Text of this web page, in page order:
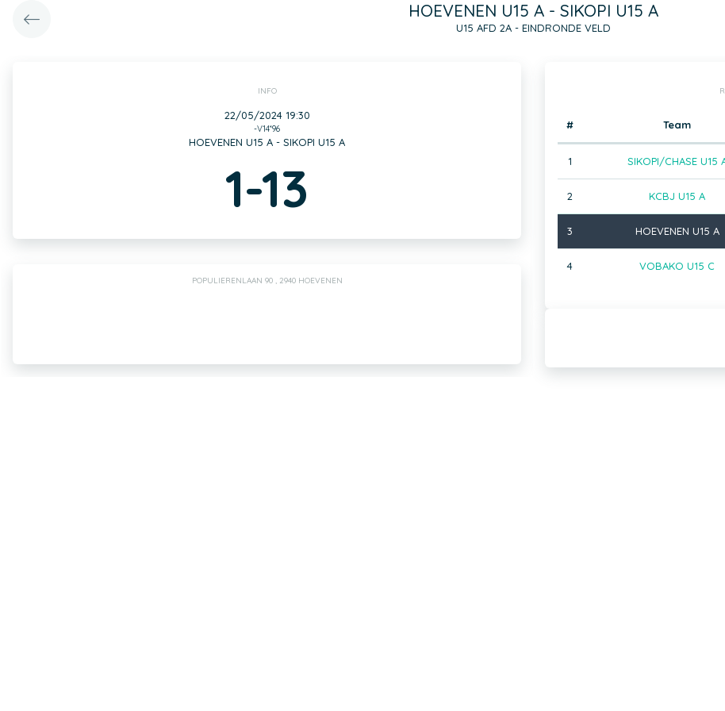
HOEVENEN U15 A - SIKOPI U15 A
U15 AFD 2A - EINDRONDE VELD
INFO
22/05/2024 19:30
-V14*96
HOEVENEN U15 A - SIKOPI U15 A
1-13
POPULIERENLAAN 90 , 2940 HOEVENEN
# Team
1 SIKOPI/CHASE U15
2 KCBJ U15 A
3 HOEVENEN U15 A
4 VOBAKO U15 C